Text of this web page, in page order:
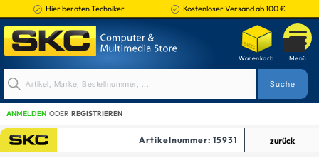
Hier beraten Techniker Kostenloser Versand ab 100 €
ANMELDEN ODER REGISTRIEREN
Artikelnummer: 15931 zurück